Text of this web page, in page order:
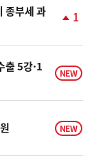
종부세 과
승
1
출 5강·1
NEW
NEW